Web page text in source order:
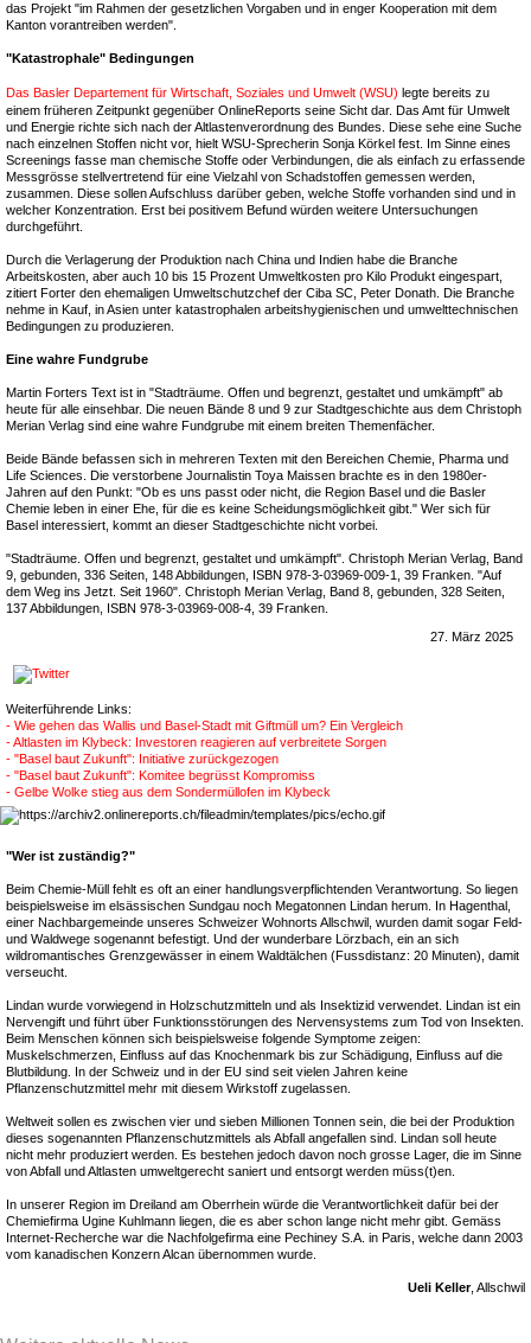
das Projekt "im Rahmen der gesetzlichen Vorgaben und in enger Kooperation mit dem
Kanton vorantreiben werden".
"Katastrophale" Bedingungen
Das Basler Departement für Wirtschaft, Soziales und Umwelt (WSU) legte bereits zu
einem früheren Zeitpunkt gegenüber OnlineReports seine Sicht dar. Das Amt für Umwelt
und Energie richte sich nach der Altlastenverordnung des Bundes. Diese sehe eine Suche
nach einzelnen Stoffen nicht vor, hielt WSU-Sprecherin Sonja Körkel fest. Im Sinne eines
Screenings fasse man chemische Stoffe oder Verbindungen, die als einfach zu erfassende
Messgrösse stellvertretend für eine Vielzahl von Schadstoffen gemessen werden,
zusammen. Diese sollen Aufschluss darüber geben, welche Stoffe vorhanden sind und in
welcher Konzentration. Erst bei positivem Befund würden weitere Untersuchungen
durchgeführt.
Durch die Verlagerung der Produktion nach China und Indien habe die Branche
Arbeitskosten, aber auch 10 bis 15 Prozent Umweltkosten pro Kilo Produkt eingespart,
zitiert Forter den ehemaligen Umweltschutzchef der Ciba SC, Peter Donath. Die Branche
nehme in Kauf, in Asien unter katastrophalen arbeitshygienischen und umwelttechnischen
Bedingungen zu produzieren.
Eine wahre Fundgrube
Martin Forters Text ist in "Stadträume. Offen und begrenzt, gestaltet und umkämpft" ab
heute für alle einsehbar. Die neuen Bände 8 und 9 zur Stadtgeschichte aus dem Christoph
Merian Verlag sind eine wahre Fundgrube mit einem breiten Themenfächer.
Beide Bände befassen sich in mehreren Texten mit den Bereichen Chemie, Pharma und
Life Sciences. Die verstorbene Journalistin Toya Maissen brachte es in den 1980er-
Jahren auf den Punkt: "Ob es uns passt oder nicht, die Region Basel und die Basler
Chemie leben in einer Ehe, für die es keine Scheidungsmöglichkeit gibt." Wer sich für
Basel interessiert, kommt an dieser Stadtgeschichte nicht vorbei.
"Stadträume. Offen und begrenzt, gestaltet und umkämpft". Christoph Merian Verlag, Band
9, gebunden, 336 Seiten, 148 Abbildungen, ISBN 978-3-03969-009-1, 39 Franken. "Auf
dem Weg ins Jetzt. Seit 1960". Christoph Merian Verlag, Band 8, gebunden, 328 Seiten,
137 Abbildungen, ISBN 978-3-03969-008-4, 39 Franken.
27. März 2025
Weiterführende Links:
- Wie gehen das Wallis und Basel-Stadt mit Giftmüll um? Ein Vergleich
- Altlasten im Klybeck: Investoren reagieren auf verbreitete Sorgen
- "Basel baut Zukunft": Initiative zurückgezogen
- "Basel baut Zukunft": Komitee begrüsst Kompromiss
- Gelbe Wolke stieg aus dem Sondermüllofen im Klybeck
"Wer ist zuständig?"
Beim Chemie-Müll fehlt es oft an einer handlungsverpflichtenden Verantwortung. So liegen
beispielsweise im elsässischen Sundgau noch Megatonnen Lindan herum. In Hagenthal,
einer Nachbargemeinde unseres Schweizer Wohnorts Allschwil, wurden damit sogar Feld-
und Waldwege sogenannt befestigt. Und der wunderbare Lörzbach, ein an sich
wildromantisches Grenzgewässer in einem Waldtälchen (Fussdistanz: 20 Minuten), damit
verseucht.
Lindan wurde vorwiegend in Holzschutzmitteln und als Insektizid verwendet. Lindan ist ein
Nervengift und führt über Funktionsstörungen des Nervensystems zum Tod von Insekten.
Beim Menschen können sich beispielsweise folgende Symptome zeigen:
Muskelschmerzen, Einfluss auf das Knochenmark bis zur Schädigung, Einfluss auf die
Blutbildung. In der Schweiz und in der EU sind seit vielen Jahren keine
Pflanzenschutzmittel mehr mit diesem Wirkstoff zugelassen.
Weltweit sollen es zwischen vier und sieben Millionen Tonnen sein, die bei der Produktion
dieses sogenannten Pflanzenschutzmittels als Abfall angefallen sind. Lindan soll heute
nicht mehr produziert werden. Es bestehen jedoch davon noch grosse Lager, die im Sinne
von Abfall und Altlasten umweltgerecht saniert und entsorgt werden müss(t)en.
In unserer Region im Dreiland am Oberrhein würde die Verantwortlichkeit dafür bei der
Chemiefirma Ugine Kuhlmann liegen, die es aber schon lange nicht mehr gibt. Gemäss
Internet-Recherche war die Nachfolgefirma eine Pechiney S.A. in Paris, welche dann 2003
vom kanadischen Konzern Alcan übernommen wurde.
Ueli Keller, Allschwil